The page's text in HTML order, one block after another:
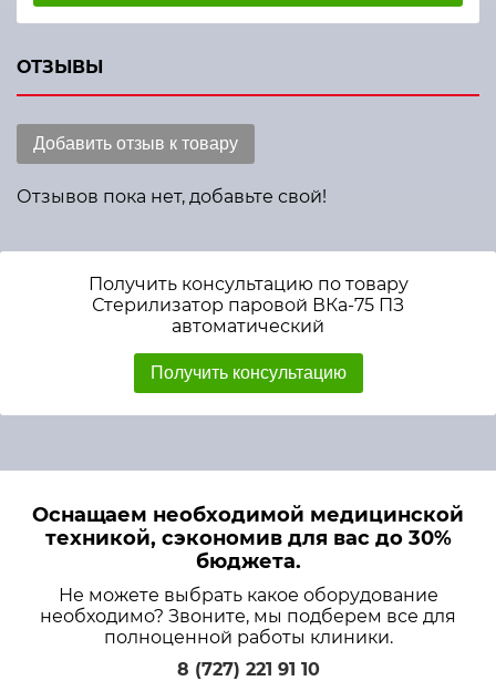
ОТЗЫВЫ
Добавить отзыв к товару
Отзывов пока нет, добавьте свой!
Получить консультацию по товару
Стерилизатор паровой ВКа-75 ПЗ
автоматический
Получить консультацию
Оснащаем необходимой медицинской
техникой, сэкономив для вас до 30%
бюджета.
Не можете выбрать какое оборудование
необходимо? Звоните, мы подберем все для
полноценной работы клиники.
8 (727) 221 91 10